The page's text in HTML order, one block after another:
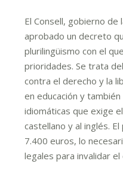
El Consell, gobierno de
aprobado un decreto
plurilingüismo con el
prioridades. Se trata
contra el derecho y la
en educación y
idiomáticas que exige
castellano y al inglés.
7.400 euros, lo
legales para invalidar